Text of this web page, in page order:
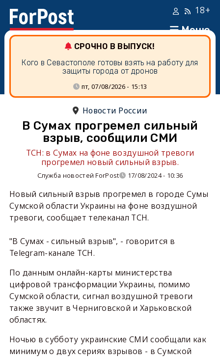
Меню
18+
СРОЧНО В ВЫПУСК!
Кого в Севастополе готовы взять на работу для
защиты города от дронов
пт, 07/08/2026 - 15:13
Новости России
В Сумах прогремел сильный
взрыв, сообщили СМИ
ТСН: в Сумах на фоне воздушной тревоги
прогремел новый сильный взрыв.
Служба новостей ForPost 17/08/2024 - 10:36
Новый сильный взрыв прогремел в городе Сумы
Сумской области Украины на фоне воздушной
тревоги, сообщает телеканал ТСН.
"В Сумах - сильный взрыв", - говорится в
Telegram-канале ТСН.
По данным онлайн-карты министерства
цифровой трансформации Украины, помимо
Сумской области, сигнал воздушной тревоги
также звучит в Черниговской и Харьковской
областях.
Ночью в субботу украинские СМИ сообщали как
минимум о двух сериях взрывов - в Сумской